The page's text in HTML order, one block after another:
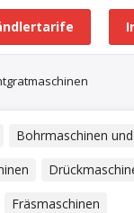
Bohrmaschinen
Fräsmaschinen